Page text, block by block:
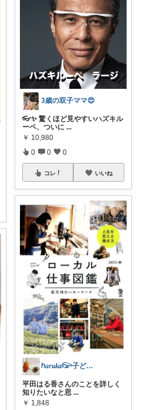
3歳の双子ママ😍
👓✨ 驚くほど見やすいハズキル
ーペ、ついに ...
￥ 10,980
0 0 0
コレ いいね
ℎ𝑎𝑟𝑢𝑘𝑎𓅼子ども/暮らし
平田はる香さんのことを詳しく
知りたいなと思 ...
￥ 1,848